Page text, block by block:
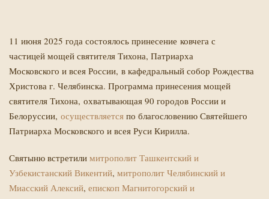
11 июня 2025 года состоялось принесение ковчега с
частицей мощей святителя Тихона, Патриарха
Московского и всея России, в кафедральный собор Рождества
Христова г. Челябинска. Программа принесения мощей
святителя Тихона, охватывающая 90 городов России и
Белоруссии, осуществляется по благословению Святейшего
Патриарха Московского и всея Руси Кирилла.
Святыню встретили митрополит Ташкентский и
Узбекистанский Викентий, митрополит Челябинский и
Миасский Алексий, епископ Магнитогорский и